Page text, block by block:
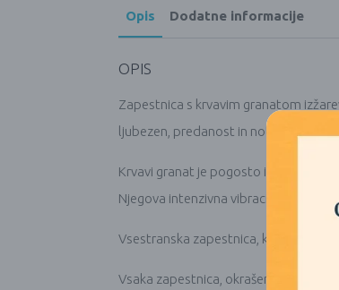
Opis Dodatne informacije
OPIS
Zapestnica s krvavim granatom
ljubezen, predanost in notranji
Krvavi granat je pogosto izbran kot
Njegova intenzivna vibracija podpira
Vsestranska zapestnica, ki združuje
Vsaka zapestnica, okrašena z